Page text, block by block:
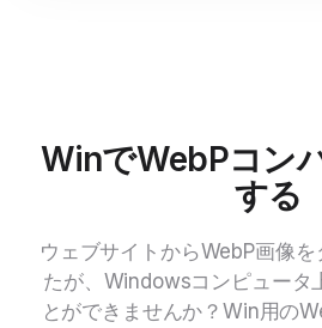
WinでWebPコン
する
ウェブサイトからWebP画像
たが、Windowsコンピュータ
とができませんか？Win用の